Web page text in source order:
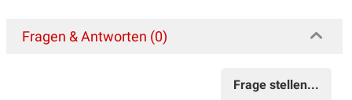
Fragen & Antworten (0)
Frage stellen...